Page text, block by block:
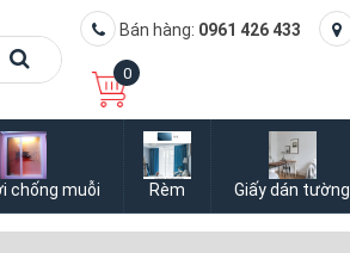
Bán hàng: 0961 426 433
0
chống muỗi Rèm Giấy dán tường